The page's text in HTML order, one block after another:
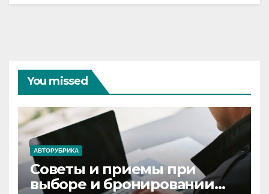
You missed
АВТОРУБРИКА
Советы и приемы при
выборе и бронировании